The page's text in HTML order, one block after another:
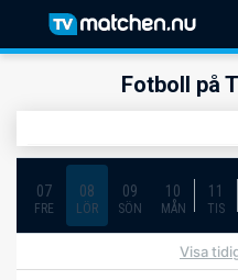
Fotboll på
07
FRE
08
LÖR
09
SÖN
10
MÅN
11
TIS
Visa